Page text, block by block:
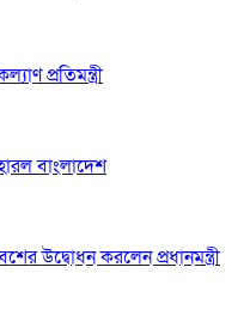
প্রতিমন্ত্রী
বাংলাদেশ
উদ্বোধন করলেন প্রধানমন্ত্রী